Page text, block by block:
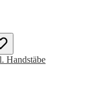
Handstäbe